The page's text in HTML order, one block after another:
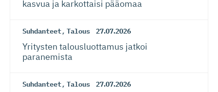
kasvua ja karkottaisi pääomaa
Suhdanteet, Talous 27.07.2026
Yritysten talousluottamus jatkoi
paranemista
Suhdanteet, Talous 27.07.2026